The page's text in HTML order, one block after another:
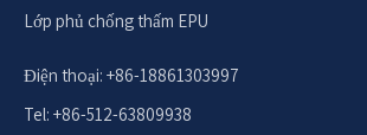
Lớp phủ chống thấm EPU
Điện thoại: +86-18861303997
Tel: +86-512-63809938